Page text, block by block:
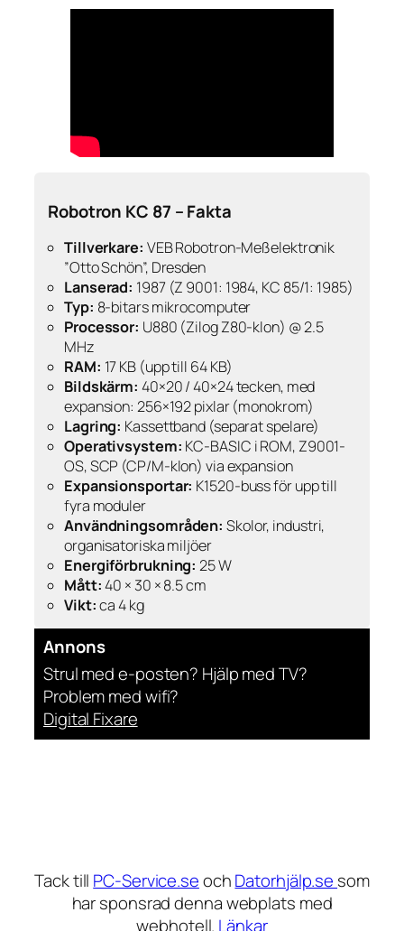
Robotron KC 87 – Fakta
Tillverkare: VEB Robotron-Meßelektronik
”Otto Schön”, Dresden
Lanserad: 1987 (Z 9001: 1984, KC 85/1: 1985)
Typ: 8-bitars mikrocomputer
Processor: U880 (Zilog Z80-klon) @ 2.5
MHz
RAM: 17 KB (upp till 64 KB)
Bildskärm: 40×20 / 40×24 tecken, med
expansion: 256×192 pixlar (monokrom)
Lagring: Kassettband (separat spelare)
Operativsystem: KC-BASIC i ROM, Z9001-
OS, SCP (CP/M-klon) via expansion
Expansionsportar: K1520-buss för upp till
fyra moduler
Användningsområden: Skolor, industri,
organisatoriska miljöer
Energiförbrukning: 25 W
Mått:40 × 30 × 8.5 cm
Vikt:ca 4 kg
Annons
Strul med e-posten? Hjälp med TV?
Problem med wifi?
Digital Fixare
Tack till PC-Service.seochDatorhjälp.se som
har sponsrad denna webplats med
webhotell. Länkar